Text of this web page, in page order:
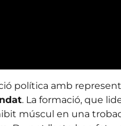
política amb
. La formació, que
múscul en una